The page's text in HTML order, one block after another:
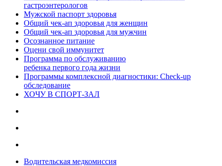
гастроэнтерологов
Мужской паспорт здоровья
Общий чек-ап здоровья для женщин
Общий чек-ап здоровья для мужчин
Осознанное питание
Оцени свой иммунитет
Программа по обслуживанию
ребенка первого года жизни
Программы комплексной диагностики: Check-up
обследование
ХОЧУ В CПОРТ-ЗАЛ
Водительская медкомиссия